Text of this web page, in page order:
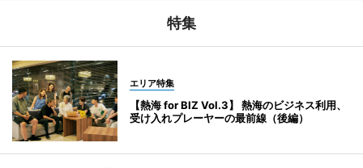
特集
エリア特集
【熱海 for BIZ Vol.3】 熱海のビジネス利用、
受け入れプレーヤーの最前線（後編）